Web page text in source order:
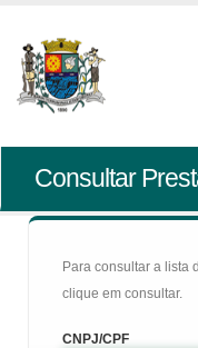
Consultar
Para consultar a lista
clique em consultar.
CNPJ/CPF